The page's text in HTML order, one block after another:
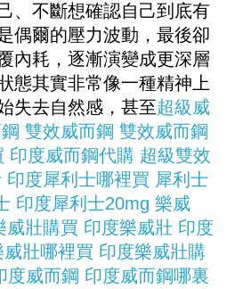
、不斷想確認自己到底有
偶爾的壓力波動，最後卻
內耗，逐漸演變成更深層
態其實非常像一種精神上
失去自然感，甚至超級威
雙效威而鋼 雙效威而鋼
印度威而鋼代購 超級雙效
印度犀利士哪裡買 犀利士
印度犀利士20mg 樂威
威壯購買 印度樂威壯 印度
威壯哪裡買 印度樂威壯購
度威而鋼 印度威而鋼哪裏